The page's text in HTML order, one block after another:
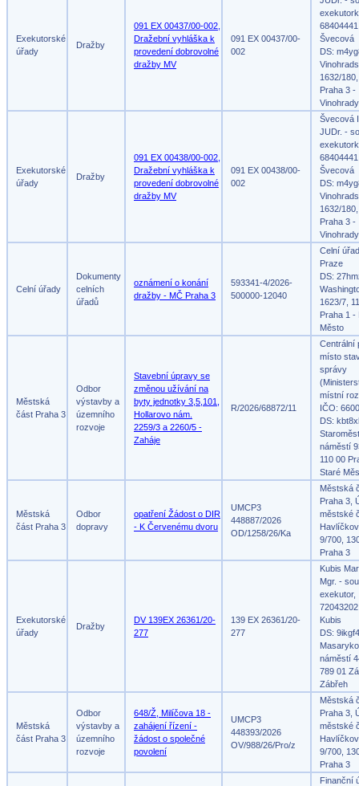
Exekutorské
úřady
Dražby
091 EX 00437/00-002,
Dražební vyhláška k
provedení dobrovolné
dražby MV
091 EX 00437/00-
002
Švecová
DS:
1632/
Praha 3 -
Vinohrady
Exekutorské
úřady
Dražby
091 EX 00438/00-002,
Dražební vyhláška k
provedení dobrovolné
dražby MV
091 EX 00438/00-
002
Švecová
JUDr. -
Švecová
DS:
1632/
Praha 3 -
Vinohrady
Celní úřady
Dokumenty
celních
úřadů
oznámení o konání
dražby - MČ Praha 3
593341-4/2026-
500000-12040
Celní
Praze
DS:
1623/7,
Praha 1 -
Město
Městská
část Praha 3
Odbor
výstavby a
územního
rozvoje
Stavební úpravy se
změnou užívání na
byty jednotky 3,5,101,
Hollarovo nám.
2259/3 a 2260/5 -
Zaháje
R/2026/68872/11
Centrální
místo
správy
místní
IČO:
DS:
náměstí
110 00
Staré
Městská
část Praha 3
Odbor
dopravy
opatření Žádost o DIR
- K Červenému dvoru
UMCP3
448887/2026
OD/1258/26/Ka
Městská
Praha 3,
městské
9/700,
Praha 3
Exekutorské
úřady
Dražby
DV 139EX 26361/20-
277
139 EX 26361/20-
277
Kubis
Mgr. -
exekutor,
Kubis
DS:
náměstí
789 01
Zábřeh
Městská
část Praha 3
Odbor
výstavby a
územního
rozvoje
648/Ž, Milíčova 18 -
zahájení řízení -
žádost o společné
povolení
UMCP3
448393/2026
OV/988/26/Pro/z
Městská
Praha 3,
městské
9/700,
Praha 3
Finanční